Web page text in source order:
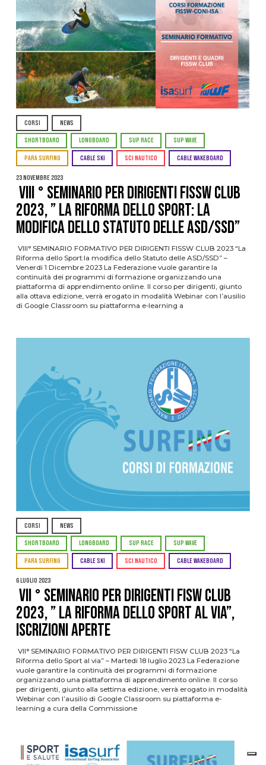
CORSI NEWS
SHORTBOARD LONGBOARD SUP RACE SUP WAVE
PARA SURFING CABLE SKI SCI NAUTICO CABLE WAKEBOARD
23 Novembre 2023
VIII ° SEMINARIO PER DIRIGENTI FISSW CLUB
2023, ” LA RIFORMA DELLO SPORT: la
modifica dello Statuto delle ASD/SSD”
VIII° SEMINARIO FORMATIVO PER DIRIGENTI FISSW CLUB 2023 “La
Riforma dello Sport:la modifica dello Statuto delle ASD/SSD” –
Venerdi 1 Dicembre 2023 La Federazione vuole garantire la
continuità dei programmi di formazione organizzando una
piattaforma di apprendimento online. Il corso per dirigenti, giunto
alla ottava edizione, verrà erogato in modalità Webinar con l’ausilio
di Google Classroom su piattaforma e-learning a
CORSI NEWS
SHORTBOARD LONGBOARD SUP RACE SUP WAVE
PARA SURFING CABLE SKI SCI NAUTICO CABLE WAKEBOARD
6 Luglio 2023
VII ° SEMINARIO PER DIRIGENTI FISW CLUB
2023, ” LA RIFORMA DELLO SPORT AL VIA”,
ISCRIZIONI APERTE
VII° SEMINARIO FORMATIVO PER DIRIGENTI FISW CLUB 2023 “La
Riforma dello Sport al via” – Martedi 18 luglio 2023 La Federazione
vuole garantire la continuità dei programmi di formazione
organizzando una piattaforma di apprendimento online. Il corso
per dirigenti, giunto alla settima edizione, verrà erogato in modalità
Webinar con l’ausilio di Google Classroom su piattaforma e-
learning a cura della Commissione